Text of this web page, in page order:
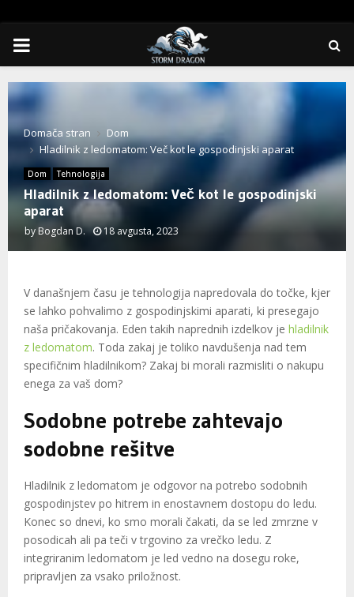
PRIMARY
MENU
Domača stran
Dom
Hladilnik z ledomatom: Več kot le gospodinjski aparat
Dom Tehnologija
Hladilnik z ledomatom: Več kot le gospodinjski
aparat
by Bogdan D. 18 avgusta, 2023
V današnjem času je tehnologija napredovala do točke, kjer
se lahko pohvalimo z gospodinjskimi aparati, ki presegajo
naša pričakovanja. Eden takih naprednih izdelkov je hladilnik
z ledomatom. Toda zakaj je toliko navdušenja nad tem
specifičnim hladilnikom? Zakaj bi morali razmisliti o nakupu
enega za vaš dom?
Sodobne potrebe zahtevajo
sodobne rešitve
Hladilnik z ledomatom je odgovor na potrebo sodobnih
gospodinjstev po hitrem in enostavnem dostopu do ledu.
Konec so dnevi, ko smo morali čakati, da se led zmrzne v
posodicah ali pa teči v trgovino za vrečko ledu. Z
integriranim ledomatom je led vedno na dosegu roke,
pripravljen za vsako priložnost.